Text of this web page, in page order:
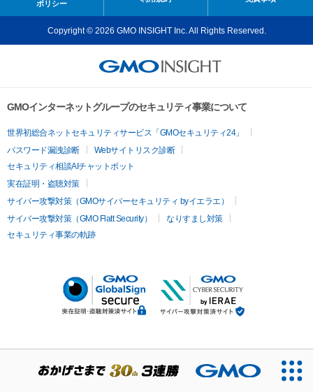
ポリシー
Copyright © 2026 GMO INSIGHT Inc. All Rights Reserved.
GMOインターネットグループのセキュリティ事業について
世界初総合ネットセキュリティサービス「GMOセキュリティ24」
パスワード漏洩診断
Webサイトリスク診断
セキュリティ相談AIチャットボット
実在証明・盗聴対策
サイバー攻撃対策（GMOサイバーセキュリティ byイエラエ）
サイバー攻撃対策（GMO Flatt Security）
なりすまし対策
セキュリティ事業の軌跡